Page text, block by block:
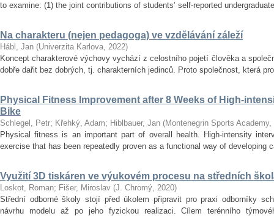
to examine: (1) the joint contributions of students’ self-reported
Na charakteru (nejen pedagoga) ve vzdělávání záleží
Hábl, Jan (Univerzita Karlova, 2022)
Koncept charakterové výchovy vychází z celostního pojetí člověka a
dobře dařit bez dobrých, tj. charakterních jedinců. Proto společnost, která
Physical Fitness Improvement after 8 Weeks of High-
Bike
Schlegel, Petr; Křehký, Adam; Hiblbauer, Jan (Montenegrin Sports Academy,
Physical fitness is an important part of overall health. High-intensity
exercise that has been repeatedly proven as a functional way of developing
Využití 3D tiskáren ve výukovém procesu na středních
Loskot, Roman; Fišer, Miroslav (J. Chromý, 2020)
Střední odborné školy stojí před úkolem připravit pro praxi odborníky
návrhu modelu až po jeho fyzickou realizaci. Cílem terénního